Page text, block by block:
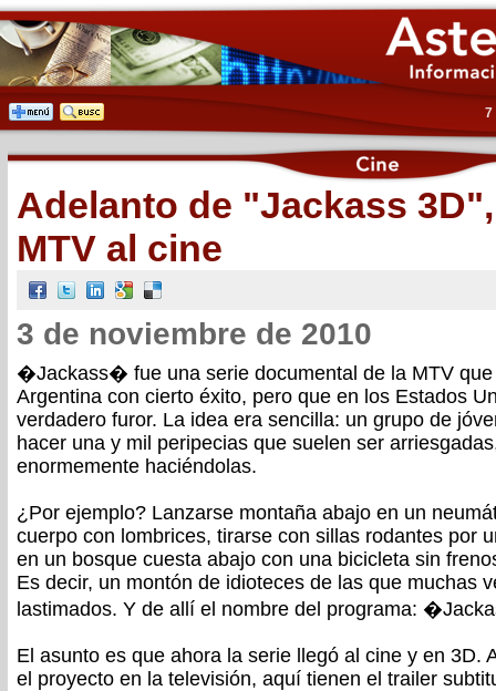
7
Adelanto de "Jackass
MTV al cine
3 de noviembre de 2010
�Jackass� fue una serie documental de la MTV que
Argentina con cierto éxito, pero que en los Estados
verdadero furor. La idea era sencilla: un grupo de
hacer una y mil peripecias que suelen ser
enormemente haciéndolas.
¿Por ejemplo? Lanzarse montaña abajo en un
cuerpo con lombrices, tirarse con sillas rodantes por
en un bosque cuesta abajo con una bicicleta sin
Es decir, un montón de idioteces de las que muchas
lastimados. Y de allí el nombre del programa:
El asunto es que ahora la serie llegó al cine y en 3D.
el proyecto en la televisión, aquí tienen el trailer